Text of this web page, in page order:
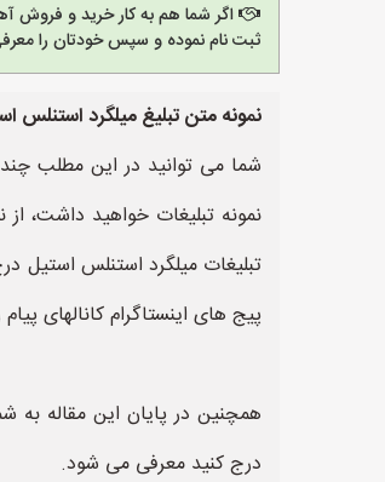
اگر شما هم به کار خرید و فروش
ثبت نام نموده و سپس خودتان را
نمونه متن تبلیغ میلگرد استنلس
شما می توانید در این مطلب
نمونه تبلیغات خواهید داشت،
تبلیغات میلگرد استنلس استیل
پیج های اینستاگرام کانالهای
همچنین در پایان این مقاله
درج کنید معرفی می شود.